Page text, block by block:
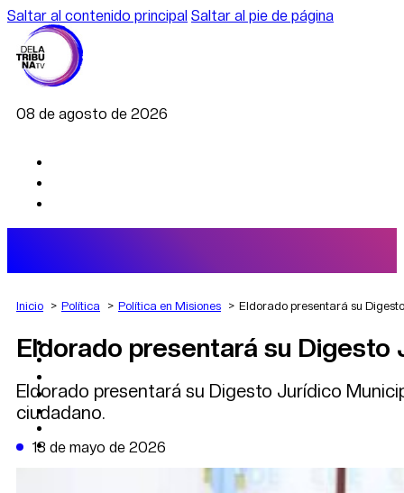
Saltar al contenido principal Saltar al pie de página
08 de agosto de 2026
AGRO
DEPORTES
POLÍTICA
CAMBIO CLIMÁTICO
DE LA TRIBUNA TV
Inicio Política Política en Misiones Eldorado presentará su
Eldorado presentará su Digesto
Eldorado presentará su Digesto Jurídico
ciudadano.
13 de mayo de 2026